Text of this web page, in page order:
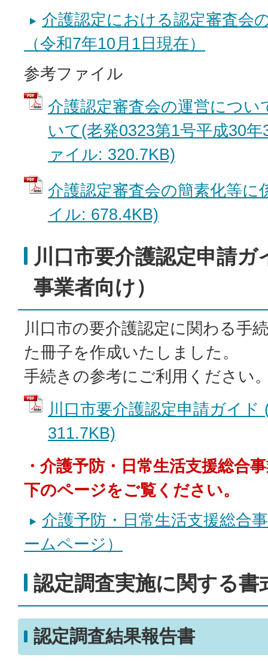
介護認定における認定審査会
（令和7年10月1日現在）
参考ファイル
介護認定審査会の運営につい
いて(老発0323第1号平成30
ァイル: 320.7KB)
介護認定審査会の簡素化等に
イル: 678.4KB)
川口市要介護認定申請ガ
事業者向け）
川口市の要介護認定に関わる手
た冊子を作成いたしました。
手続きの参考にご利用ください
川口市要介護認定申請ガイ
311.7KB)
・介護予防・日常生活支援総合
下のページをご覧ください。
介護予防・日常生活支援総合
ームページ）
認定調査実施に関する書
認定調査結果報告書